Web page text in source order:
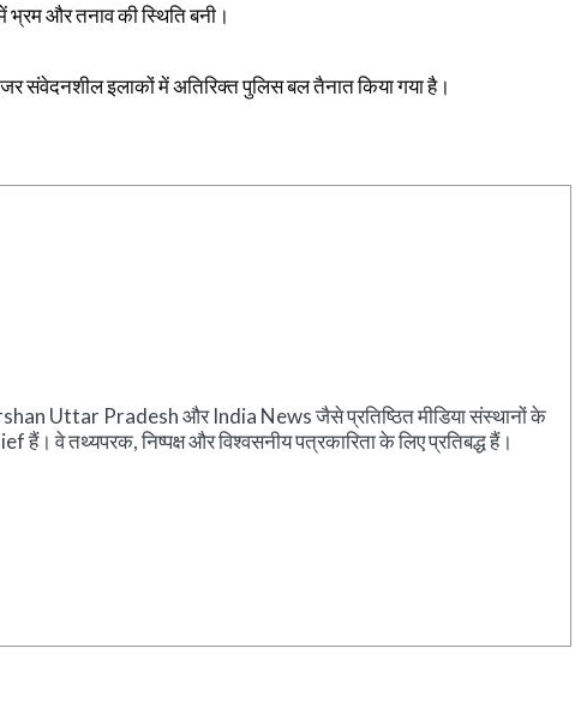
भ्रम और तनाव की स्थिति बनी।
संवेदनशील इलाकों में अतिरिक्त पुलिस बल तैनात किया गया है।
Uttar Pradesh और India News जैसे प्रतिष्ठित मीडिया संस्थानों के
वे तथ्यपरक, निष्पक्ष और विश्वसनीय पत्रकारिता के लिए प्रतिबद्ध हैं।